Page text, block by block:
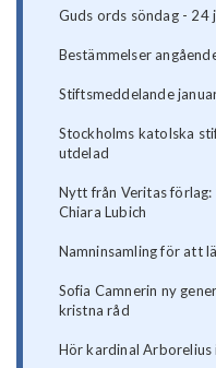
Guds ords söndag - 24
Bestämmelser
Stiftsmeddelande
Stockholms katolska
utdelad
Nytt från Veritas förlag:
Chiara Lubich
Namninsamling för att
Sofia Camnerin ny
kristna råd
Hör kardinal Arborelius